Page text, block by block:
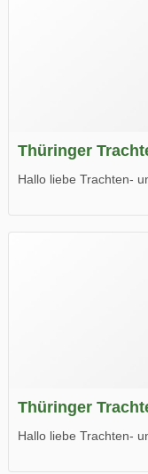
Thüringer
Hallo liebe Trachten-
Wir wünschen Euch
Thüringer
Hallo liebe Trachten-